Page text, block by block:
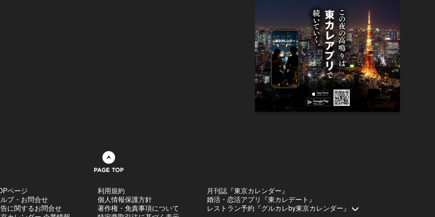
ページ
プ・お問合せ
に関するお問合せ
利用規約
個人情報保護方針
著作権・免責事項について
月刊誌『東京カレンダー』
婚活・恋活アプリ『東カレデート』
レストラン予約『グルカレby東京カレンダー』